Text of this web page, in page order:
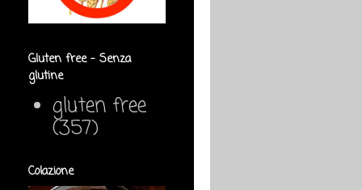
Gluten free - Senza
glutine
gluten free
(357)
Colazione